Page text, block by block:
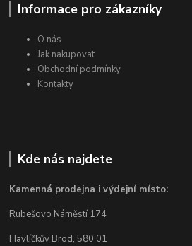
Informace pro zákazníky
O nás
Jak nakupovat
Obchodní podmínky
Kontakty
Kde nás najdete
Kamenná prodejna i výdejní místo:
Rubešovo Náměstí 174
Havlíčkův Brod, 580 01